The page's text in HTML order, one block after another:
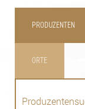
PRODUZENTEN
ORTE